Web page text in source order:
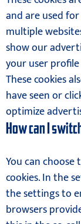
and are used
multiple
show our
your user
These cookies
have seen or
optimize
How can I
You can
cookies. In the
the settings to
browsers